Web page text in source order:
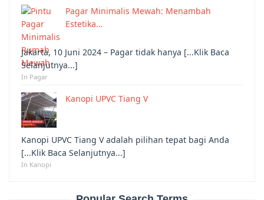
Pagar Minimalis Mewah: Menambah
Estetika…
Jakarta, 10 Juni 2024 – Pagar tidak hanya [...Klik Baca
Selanjutnya...]
In Pagar
Kanopi UPVC Tiang V
Kanopi UPVC Tiang V adalah pilihan tepat bagi Anda
[...Klik Baca Selanjutnya...]
In Kanopi